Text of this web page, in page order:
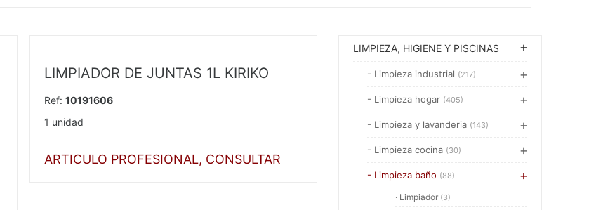
LIMPIEZA, HIGIENE Y PISCINAS
- Limpieza industrial (217)
- Limpieza hogar (405)
- Limpieza y lavanderia (143)
- Limpieza cocina (30)
- Limpieza baño (88)
· Limpiador (3)
LIMPIADOR DE JUNTAS 1L KIRIKO
Ref: 10191606
1 unidad
ARTICULO PROFESIONAL, CONSULTAR